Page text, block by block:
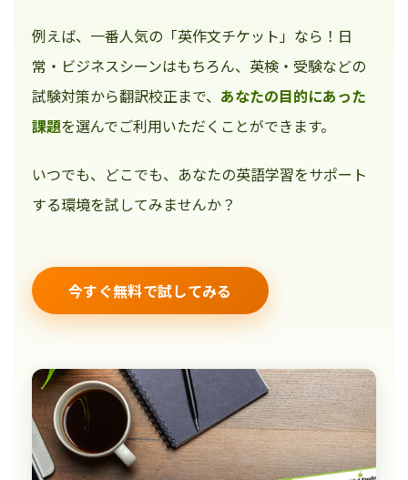
例えば、一番人気の「英作文チケット」なら！日
常・ビジネスシーンはもちろん、英検・受験などの
試験対策から翻訳校正まで、 あなたの目的にあった
課題を選んでご利用いただくことができます。
いつでも、どこでも、あなたの英語学習をサポート
する環境を試してみませんか？
今すぐ無料で試してみる